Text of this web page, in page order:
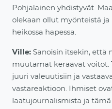
Pohjalainen yhdistyvät.
olekaan ollut myönteistä ja
heikossa hapessa.
Ville: Sanoisin itsekin, että
muutamat keräävät voitot.
juuri valeuutisiin ja
vastareaktioon. Ihmiset
laatujournalismista ja